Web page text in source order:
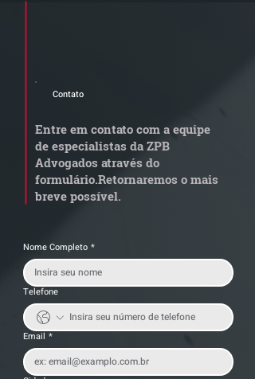
STJ admite
por penosidade e acende
alerta para
transportadoras
Contato
Entre em contato com a equipe
de especialistas da ZPB
Advogados através do
formulário.Retornaremos o mais
breve possível.
Nome Completo *
Telefone
Email *